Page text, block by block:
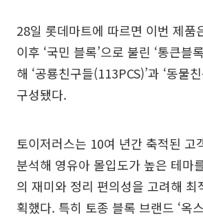
28일 롯데마트에 따르면 이번 제품
이후 ‘국민 블록’으로 불린 ‘통큰블
해 ‘공룡친구들(113PCS)’과 ‘동물
구성됐다.
토이저러스는 10여 년간 축적된 고
분석해 영유아 몰입도가 높은 테마
의 재미와 정리 편의성을 고려해 최
획했다. 특히 토종 블록 브랜드 ‘옥